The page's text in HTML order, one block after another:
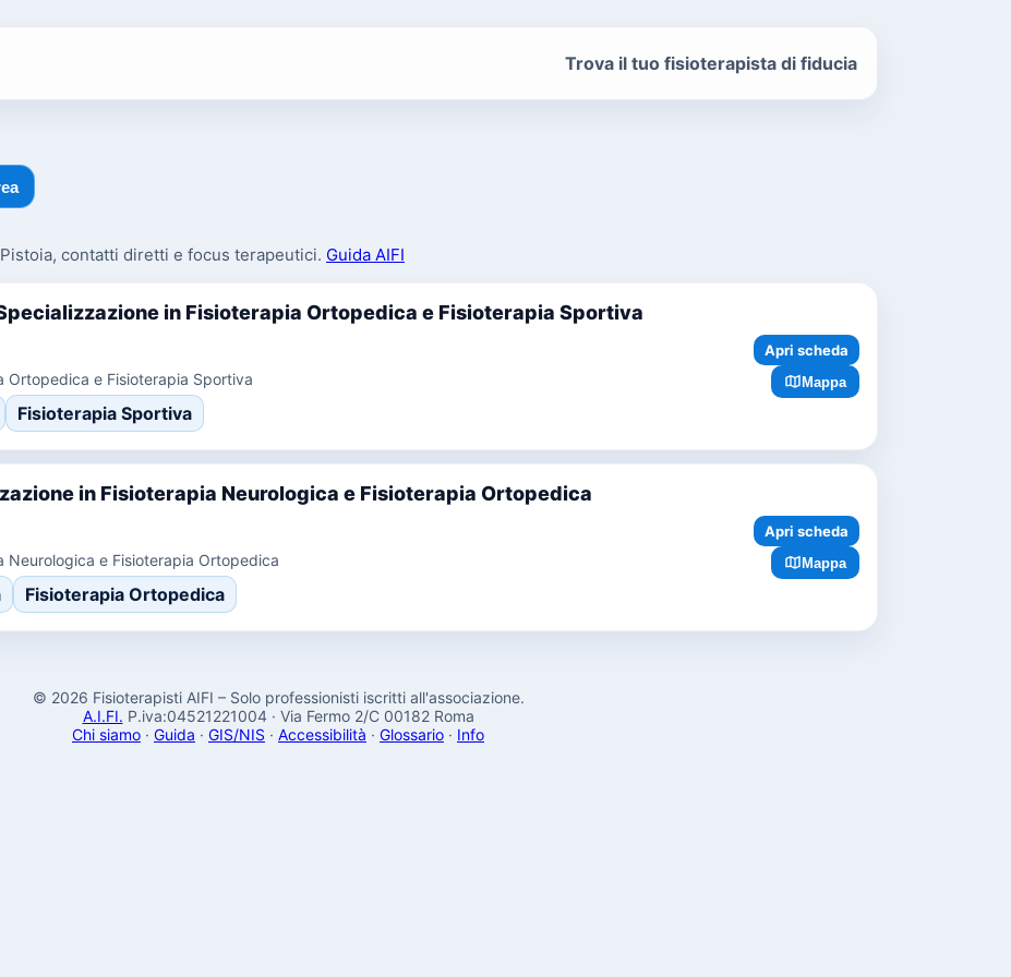
Trova il tuo fisioterapista di fiducia
contatti diretti e focus terapeutici. Guida AIFI
in Fisioterapia Ortopedica e Fisioterapia Sportiva
Ortopedica e Fisioterapia Sportiva
Fisioterapia Sportiva
Apri scheda
Mappa
in Fisioterapia Neurologica e Fisioterapia Ortopedica
Neurologica e Fisioterapia Ortopedica
Fisioterapia Ortopedica
Apri scheda
Mappa
© 2026 Fisioterapisti AIFI – Solo professionisti iscritti all'associazione.
A.I.FI. P.iva:04521221004 · Via Fermo 2/C 00182 Roma
Chi siamo · Guida · GIS/NIS · Accessibilità · Glossario · Info